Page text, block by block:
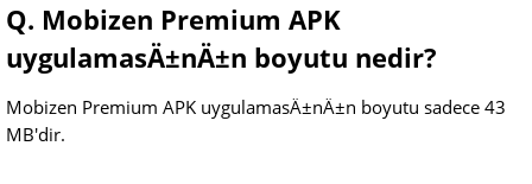
Q. Mobizen Premium APK
uygulamasÄ±nÄ±n boyutu nedir?
Mobizen Premium APK uygulamasÄ±nÄ±n boyutu sadece 43
MB'dir.